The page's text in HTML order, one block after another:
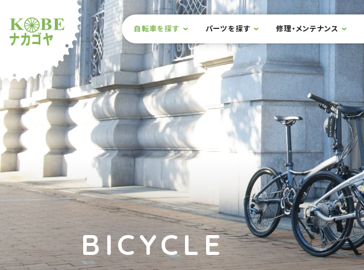
ショップナカゴヤ
サイト内メニュー
本文までスキップ
自転車を探す パーツを探す 修理・メンテナンス
BICYCLE